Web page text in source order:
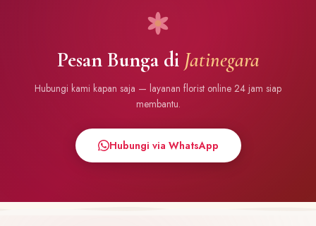
Pesan Bunga di Jatinegara
Hubungi kami kapan saja — layanan florist online 24 jam siap
membantu.
Hubungi via WhatsApp